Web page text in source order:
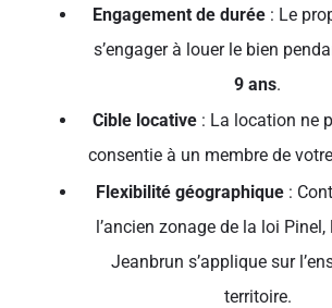
Engagement de durée : Le
s’engager à louer le bien
9 ans.
Cible locative : La location ne
consentie à un membre de
Flexibilité géographique:
l’ancien zonage de la loi
Jeanbrun s’applique sur
territoire.